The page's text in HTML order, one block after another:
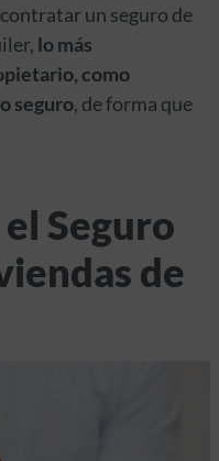
un seguro de
lo más
como
seguro, de forma que
Seguro
de